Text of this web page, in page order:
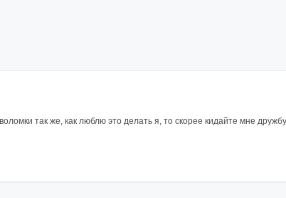
так же, как люблю это делать я, то скорее кидайте мне